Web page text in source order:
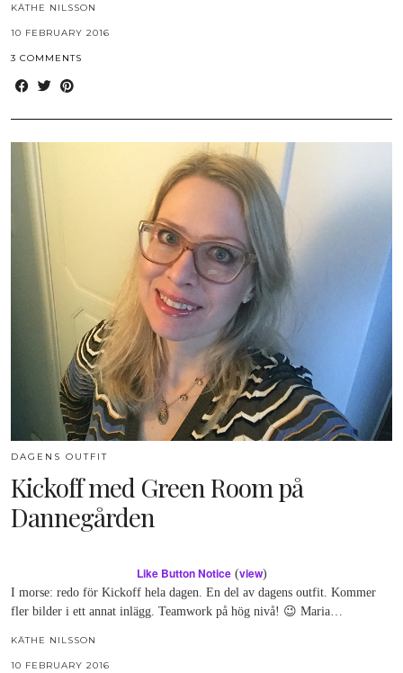
KÄTHE NILSSON
10 FEBRUARY 2016
3 COMMENTS
DAGENS OUTFIT
Kickoff med Green Room på
Dannegården
Like Button Notice(view)
I morse: redo för Kickoff hela dagen. En del av dagens outfit. Kommer
fler bilder i ett annat inlägg. Teamwork på hög nivå! 😉 Maria…
KÄTHE NILSSON
10 FEBRUARY 2016